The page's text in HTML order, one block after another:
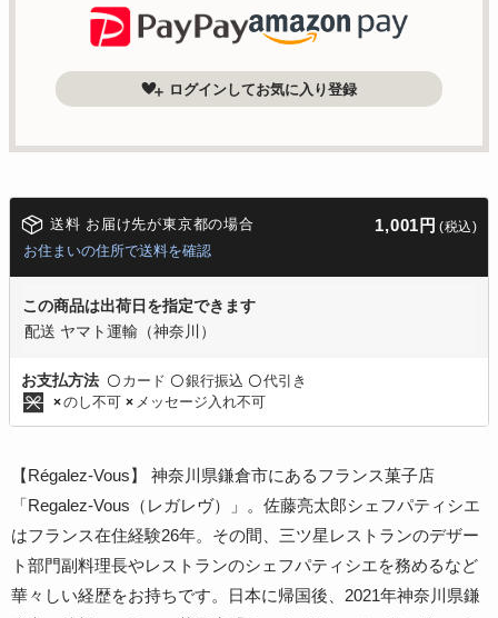
ログインしてお気に入り登録
送料 お届け先が東京都の場合 1,001円 (税込)
お住まいの住所で送料を確認
この商品は出荷日を指定できます
配送 ヤマト運輸（神奈川）
お支払方法 〇 カード 〇銀行振込 〇代引き
×のし不可 × メッセージ入れ不可
【Régalez-Vous】 神奈川県鎌倉市にあるフランス菓子店
「Regalez-Vous（レガレヴ）」。佐藤亮太郎シェフパティシエ
はフランス在住経験26年。その間、三ツ星レストランのデザー
ト部門副料理長やレストランのシェフパティシエを務めるなど
華々しい経歴をお持ちです。日本に帰国後、2021年神奈川県鎌